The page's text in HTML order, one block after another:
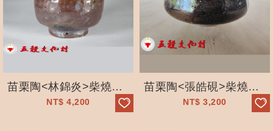
苗栗陶<林錦炎>柴燒茶碗-A2 _手工拉坯 _-自然落灰—獨一無二_五穀文...
NT$ 4,200
苗栗陶<張皓硯>柴燒茶碗37_石見坊_手工拉坯 _獨一無二_五穀文化村
NT$ 3,200